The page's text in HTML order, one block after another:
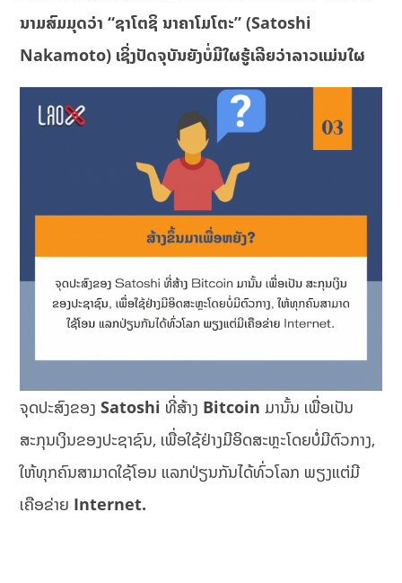
ນາມສົມມຸດວ່າ “ຊາໂຕຊິ ນາຄາໂມໂຕະ” (Satoshi
Nakamoto) ເຊິ່ງປັດຈຸບັນຍັງບໍ່ມີໃຜຮູ້ເລີຍວ່າລາວແມ່ນໃຜ
ຈຸດປະສົງຂອງSatoshi ທີ່ສ້າງ Bitcoin ມານັ້ນ ເພື່ອເປັນ
ສະກຸນເງິນຂອງປະຊາຊົນ, ເພື່ອໃຊ້ຢ່າງມີອິດສະຫຼະໂດຍບໍ່ມີຕົວກາງ,
ໃຫ້ທຸກຄົນສາມາດໃຊ້ໂອນ ແລກປ່ຽນກັນໄດ້ທົ່ວໂລກ ພຽງແຕ່ມີ
ເຄືອຂ່າຍ Internet.